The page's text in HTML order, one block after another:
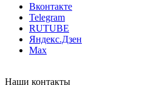
Вконтакте
Telegram
RUTUBE
Яндекс.Дзен
Max
Наши контакты